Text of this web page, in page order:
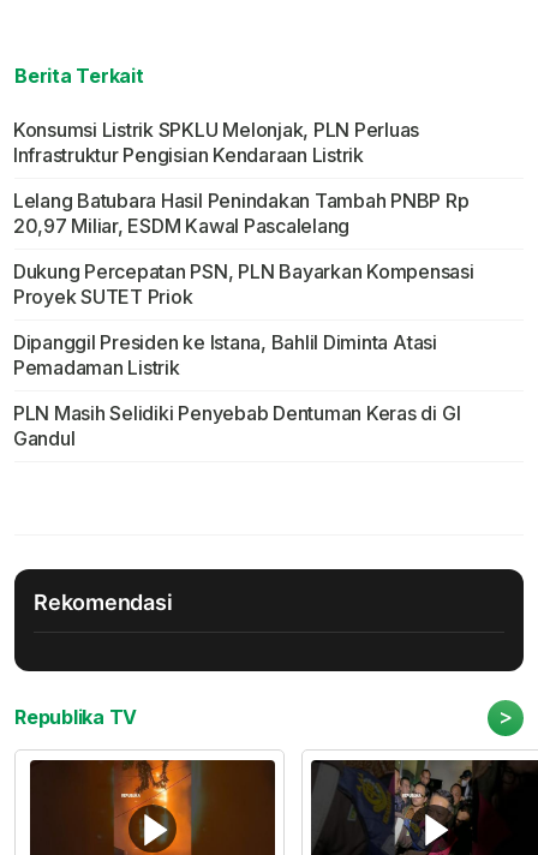
Berita Terkait
Konsumsi Listrik SPKLU Melonjak, PLN Perluas
Infrastruktur Pengisian Kendaraan Listrik
Lelang Batubara Hasil Penindakan Tambah PNBP Rp
20,97 Miliar, ESDM Kawal Pascalelang
Dukung Percepatan PSN, PLN Bayarkan Kompensasi
Proyek SUTET Priok
Dipanggil Presiden ke Istana, Bahlil Diminta Atasi
Pemadaman Listrik
PLN Masih Selidiki Penyebab Dentuman Keras di GI
Gandul
Rekomendasi
Republika TV >